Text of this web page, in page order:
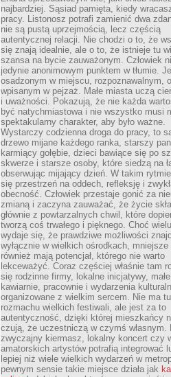
najbardziej. Sąsiad pamięta, kiedy
pracy. Listonosz potrafi zamienić dwa
nie są pustą uprzejmością, lecz częścią
autentycznej relacji. Nie chodzi o to, że
się znają idealnie, ale o to, że istnieje tu
szansa na bycie zauważonym. Człowiek
jedynie anonimowym punktem w tłumie.
osadzonym w miejscu, rozpoznawalnym,
wpisanym w pejzaż. Małe miasta uczą
i uważności. Pokazują, że nie każda
być natychmiastowa i nie wszystko musi
spektakularny charakter, aby było ważne.
Wystarczy codzienna droga do pracy, to
drzewo mijane każdego ranka, starszy pan
karmiący gołębie, dzieci bawiące się po
skwerze i starsze osoby, które siedzą na
obserwując mijający dzień. W takim
się przestrzeń na oddech, refleksję i
obecność. Człowiek przestaje gonić za
zmianą i zaczyna zauważać, że życie
głównie z powtarzalnych chwil, które
tworzą coś trwałego i pięknego. Choć
wydaje się, że prawdziwe możliwości
wyłącznie w wielkich ośrodkach,
również mają potencjał, którego nie warto
lekceważyć. Coraz częściej właśnie tam
się rodzinne firmy, lokalne inicjatywy, małe
kawiarnie, pracownie i wydarzenia
organizowane z wielkim sercem. Nie ma
rozmachu wielkich festiwali, ale jest za to
autentyczność, dzięki której mieszkańcy
czują, że uczestniczą w czymś własnym.
zwyczajny kiermasz, lokalny koncert czy
amatorskich artystów potrafią integrować
lepiej niż wiele wielkich wydarzeń w
pewnym sensie takie miejsce działa jak